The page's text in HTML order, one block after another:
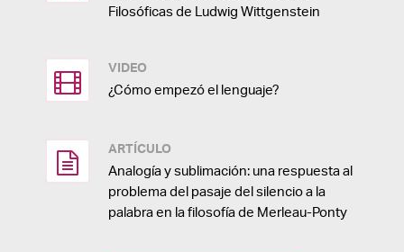
Filosóficas de Ludwig Wittgenstein
VIDEO
¿Cómo empezó el lenguaje?
ARTÍCULO
Analogía y sublimación: una respuesta al
problema del pasaje del silencio a la
palabra en la filosofía de Merleau-Ponty